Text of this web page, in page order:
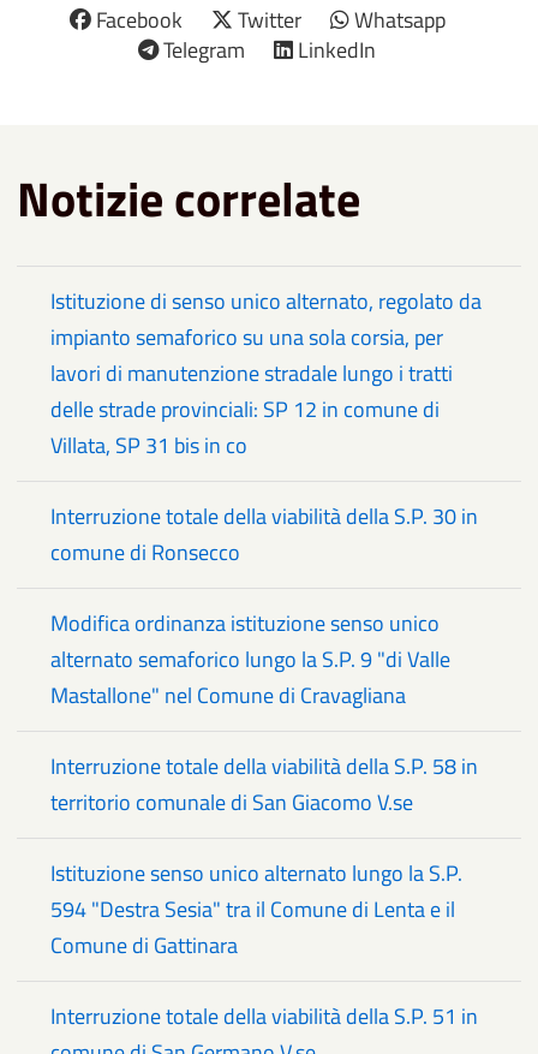
Facebook
Twitter
Whatsapp
Telegram
LinkedIn
Notizie correlate
Istituzione di senso unico alternato, regolato da
impianto semaforico su una sola corsia, per
lavori di manutenzione stradale lungo i tratti
delle strade provinciali: SP 12 in comune di
Villata, SP 31 bis in co
Interruzione totale della viabilità della S.P. 30 in
comune di Ronsecco
Modifica ordinanza istituzione senso unico
alternato semaforico lungo la S.P. 9 "di Valle
Mastallone" nel Comune di Cravagliana
Interruzione totale della viabilità della S.P. 58 in
territorio comunale di San Giacomo V.se
Istituzione senso unico alternato lungo la S.P.
594 "Destra Sesia" tra il Comune di Lenta e il
Comune di Gattinara
Interruzione totale della viabilità della S.P. 51 in